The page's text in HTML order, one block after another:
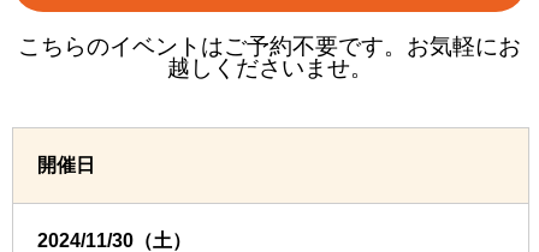
こちらのイベントはご予約不要です。お気軽にお
越しくださいませ。
開催日
2024/11/30（土）